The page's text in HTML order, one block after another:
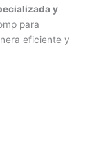
y
para
eficiente y